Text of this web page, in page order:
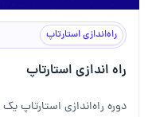
راه‌اندازی استارتاپ
راه اندازی استارتاپ
دوره راه‌اندازی استارتاپ